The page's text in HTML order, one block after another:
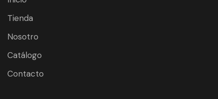
Tienda
Nosotro
Catálogo
Contacto